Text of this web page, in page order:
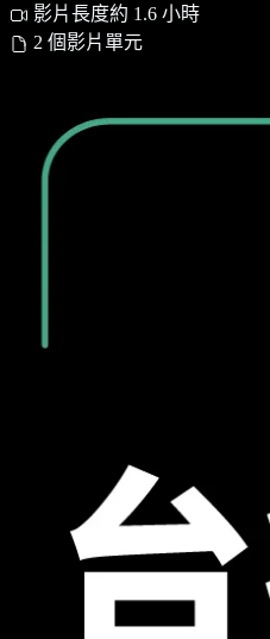
影片長度約 1.6 小時
2 個影片單元